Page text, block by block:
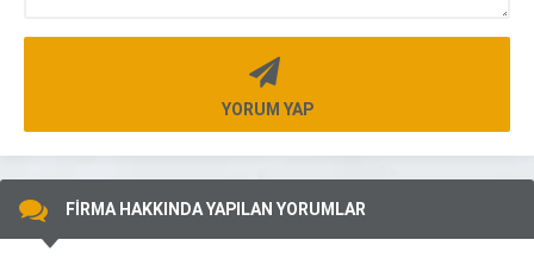
YORUM YAP
FİRMA HAKKINDA YAPILAN YORUMLAR